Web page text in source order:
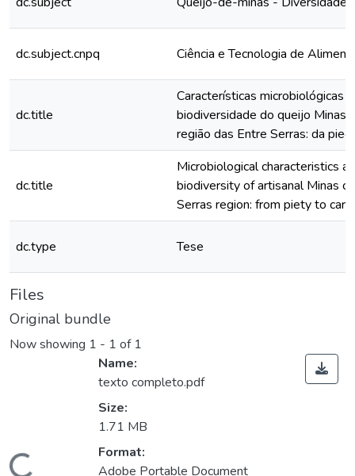
dc.subject.cnpq Ciência e Tecnologia de
dc.title
Características microbiológicas
biodiversidade do queijo Minas
região das Entre Serras: da
dc.title
Microbiological characteristics
biodiversity of artisanal Minas
Serras region: from piety to
dc.type Tese
Files
Original bundle
Now showing 1 - 1 of 1
Name:
texto completo.pdf
Size:
1.71 MB
Format:
Adobe Portable Document